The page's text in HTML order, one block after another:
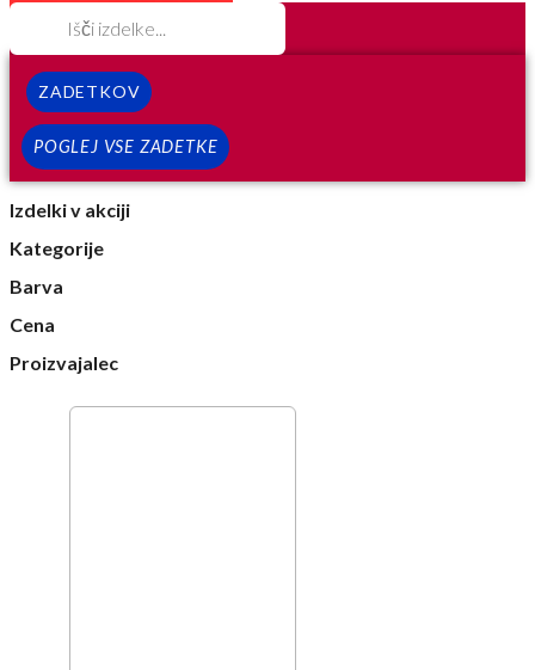
ZADETKOV
POGLEJ VSE ZADETKE
Izdelki v akciji
Kategorije
Barva
Cena
Proizvajalec